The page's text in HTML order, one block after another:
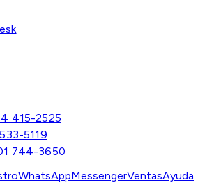
415-2525
5119
744-3650
WhatsAppMessengerVentasAyuda